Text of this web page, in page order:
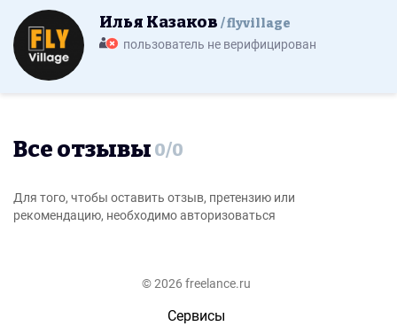
Илья Казаков flyvillage
пользователь не верифицирован
Все отзывы 0/0
Для того, чтобы оставить отзыв, претензию или
рекомендацию, необходимо авторизоваться
© 2026 freelance.ru
Сервисы